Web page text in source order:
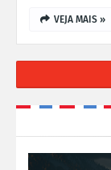
VEJA MAIS »